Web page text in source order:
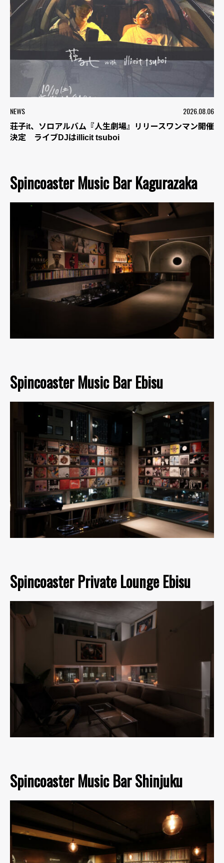
NEWS 2026.08.06
荘子it、ソロアルバム『人生劇場』リリースワンマン開催
決定 ライブDJはillicit tsuboi
Spincoaster Music Bar Kagurazaka
Spincoaster Music Bar Ebisu
Spincoaster Private Lounge Ebisu
Spincoaster Music Bar Shinjuku